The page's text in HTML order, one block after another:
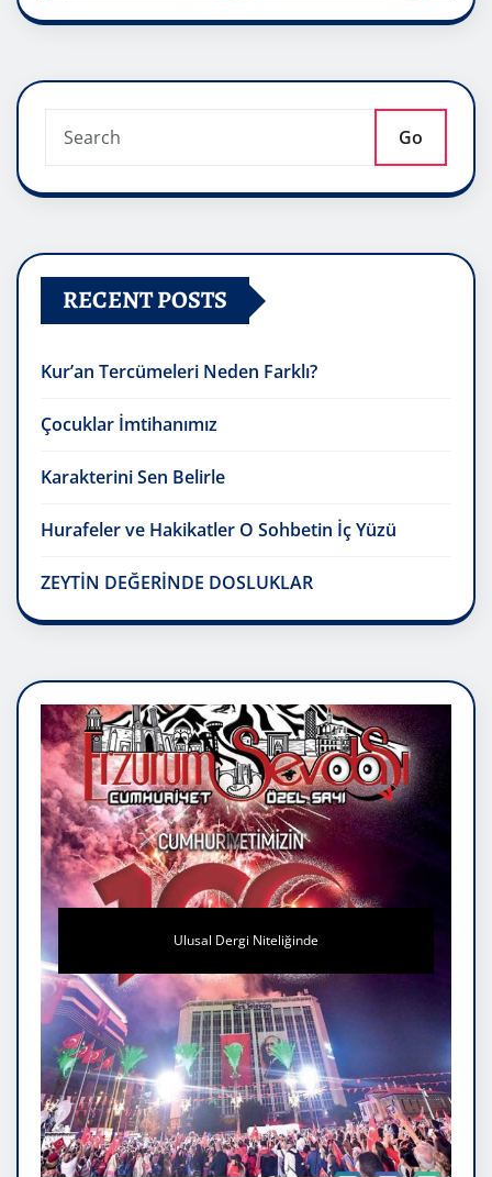
Go
RECENT POSTS
Kur’an Tercümeleri Neden Farklı?
Çocuklar İmtihanımız
Karakterini Sen Belirle
Hurafeler ve Hakikatler O Sohbetin İç Yüzü
ZEYTİN DEĞERİNDE DOSLUKLAR
Ulusal Dergi Niteliğinde